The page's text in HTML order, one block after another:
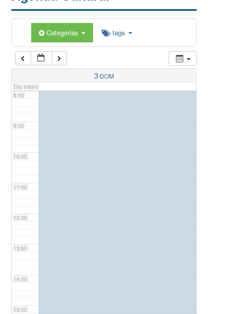
Categorias tags
3 DOM
Dia inteiro
5:00
7:00
8:00
9:00
10:00
11:00
12:00
13:00
14:00
15:00